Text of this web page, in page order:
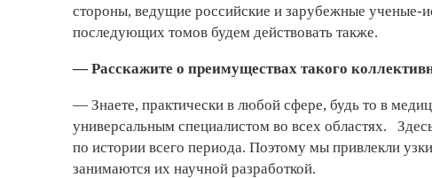
стороны, ведущие российские и зарубежные
последующих томов будем действовать также.
— Расскажите о преимуществах такого
— Знаете, практически в любой сфере, будь то в
универсальным специалистом во всех областях.
по истории всего периода. Поэтому мы привлекли
занимаются их научной разработкой.